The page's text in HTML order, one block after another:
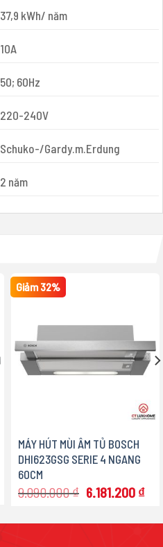
37,9 kWh/ năm
10A
50; 60Hz
220-240V
Schuko-/Gardy.m.Erdung
2 năm
Giảm 32%
MÁY HÚT MÙI ÂM TỦ BOSCH
DHI623GSG SERIE 4 NGANG
60CM
9.090.000₫ Giá
là:
6.181.200 ₫Giá
tại